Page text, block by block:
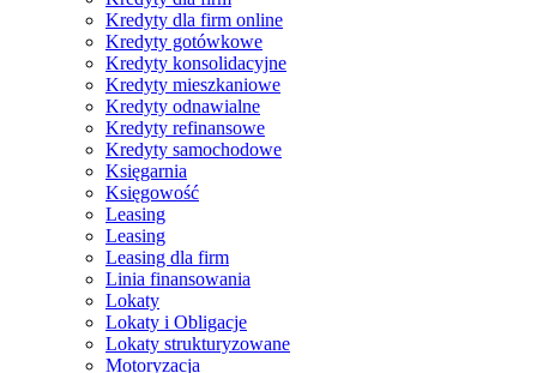
Kredyty dla firm online
Kredyty gotówkowe
Kredyty konsolidacyjne
Kredyty mieszkaniowe
Kredyty odnawialne
Kredyty refinansowe
Kredyty samochodowe
Księgarnia
Księgowość
Leasing
Leasing
Leasing dla firm
Linia finansowania
Lokaty
Lokaty i Obligacje
Lokaty strukturyzowane
Motoryzacja